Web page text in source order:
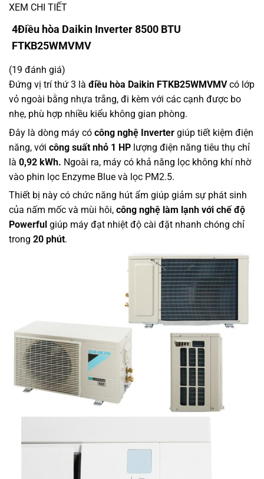
XEM CHI TIẾT
4Điều hòa Daikin Inverter 8500 BTU
FTKB25WMVMV
(19 đánh giá)
Đứng vị trí thứ 3 là điều hòa Daikin FTKB25WMVMVcó lớp
vỏ ngoài bằng nhựa trắng, đi kèm với các cạnh được bo
nhẹ, phù hợp nhiều kiểu không gian phòng.
Đây là dòng máy có công nghệ Inverter​ giúp tiết kiệm điện
năng, với công suất nhỏ 1 HP lượng điện năng tiêu thụ chỉ
là 0,92 kWh. Ngoài ra, máy có khả năng lọc không khí nhờ
vào phin lọc Enzyme Blue và lọc PM2.5.
Thiết bị này có chức năng hút ẩm giúp giảm sự phát sinh
của nấm mốc và mùi hôi, công nghệ làm lạnh với chế độ
Powerful giúp máy đạt nhiệt độ cài đặt nhanh chóng chỉ
trong 20 phút.